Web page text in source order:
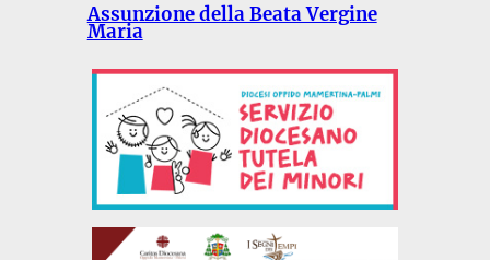
Assunzione della Beata Vergine
Maria